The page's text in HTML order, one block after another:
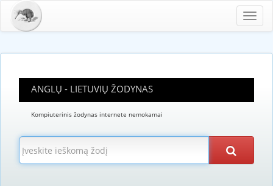
ANGLŲ - LIETUVIŲ ŽODYNAS
Kompiuterinis žodynas internete nemokamai